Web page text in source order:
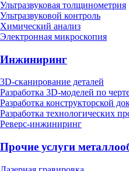
Ультразвуковая толщинометрия
Ультразвуковой контроль
Химический анализ
Электронная микроскопия
Инжиниринг
3D-сканирование деталей
Разработка 3D-моделей по
Разработка конструкторской
Разработка технологических
Реверс-инжиниринг
Прочие услуги